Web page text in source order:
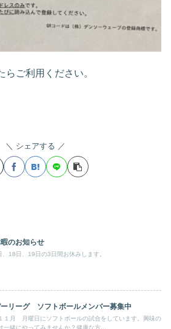
らご利用ください。
シェアする
のお知らせ
、18日、19日の3日間お休みします。
ーリーグ ソフトボールメンバー募集中
１月 月曜日にソフトボールの試合をしています。興味の
一緒にやってみませんか？健康な方...